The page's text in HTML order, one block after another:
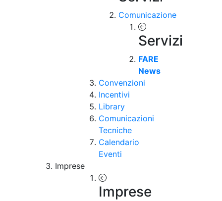
Comunicazione
Servizi
FARE
News
Convenzioni
Incentivi
Library
Comunicazioni
Tecniche
Calendario
Eventi
Imprese
Imprese